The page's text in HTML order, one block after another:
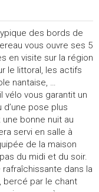
des bords de
vous ouvre ses 5
en visite sur la région
le littoral, les actifs
nantaise, …
vélo vous garantit un
pose plus
bonne nuit au
servi en salle à
de la maison
du midi et du soir.
dans la
bercé par le chant